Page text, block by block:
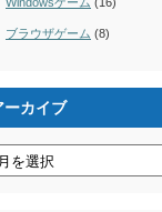
ブラウザゲーム (8)
ーカイブ